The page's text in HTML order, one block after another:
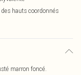
hauts coordonnés
marron foncé.